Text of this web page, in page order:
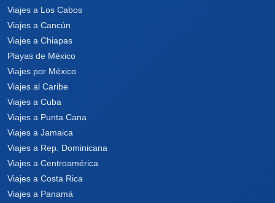
Viajes a Los Cabos
Viajes a Cancún
Viajes a Chiapas
Playas de México
Viajes por México
Viajes al Caribe
Viajes a Cuba
Viajes a Punta Cana
Viajes a Jamaica
Viajes a Rep. Dominicana
Viajes a Centroamérica
Viajes a Costa Rica
Viajes a Panamá